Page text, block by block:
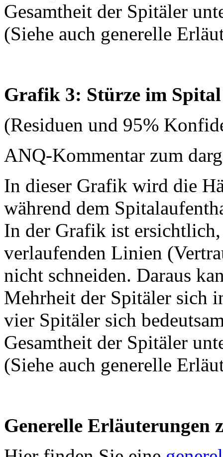
Gesamtheit der Spitäler
(Siehe auch generelle
Grafik 3: Stürze im Spital
(Residuen und 95%
ANQ-Kommentar zum
In dieser Grafik wird die
während dem
In der Grafik ist
verlaufenden Linien
nicht schneiden. Daraus
Mehrheit der Spitäler sich
vier Spitäler sich
Gesamtheit der Spitäler
(Siehe auch generelle
Generelle Erläuterungen